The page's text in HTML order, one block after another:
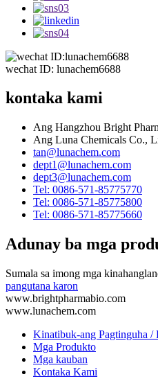
wechat ID: lunachem6688
kontaka kami
Ang Hangzhou Bright
Ang Luna Chemicals Co.,
tan@lunachem.com
dept1@lunachem.com
dept3@lunachem.com
Tel: 0086-571-85775770
Tel: 0086-571-85775800
Tel: 0086-571-85775660
Adunay ba mga
Sumala sa imong mga
pangutana karon
www.brightpharmabio.com
www.lunachem.com
Kinatibuk-ang Pagtinguha /
Mga Produkto
Mga kauban
Kontaka Kami